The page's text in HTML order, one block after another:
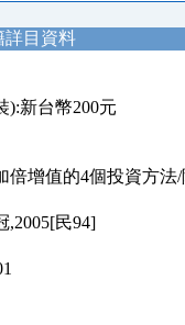
詳目資料
):新台幣200元
倍增值的4個投資方法
,2005[民94]